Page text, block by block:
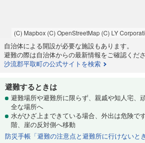
(C) Mapbox (C) OpenStreetMap (C) LY
自治体による開設が必要な施設もあります。
避難の際は自治体からの最新情報をご確認くださ
沙流郡平取町の公式サイトを検索
避難するときは
避難場所や避難所に限らず、親戚や知人宅、
全な場所へ
水がひざ上まできている場合、外出は危険で
階、崖の反対側へ移動
防災手帳「避難の注意点と避難所に行けないとき